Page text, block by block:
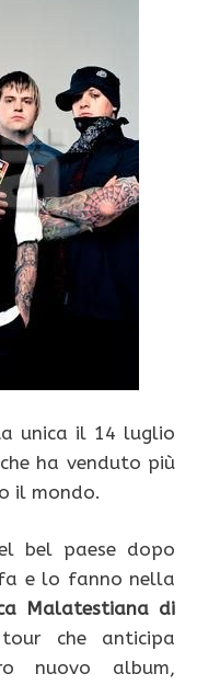
unica il 14 luglio
ha venduto più
il mondo.
bel paese dopo
e lo fanno nella
Malatestiana di
che anticipa
nuovo album,